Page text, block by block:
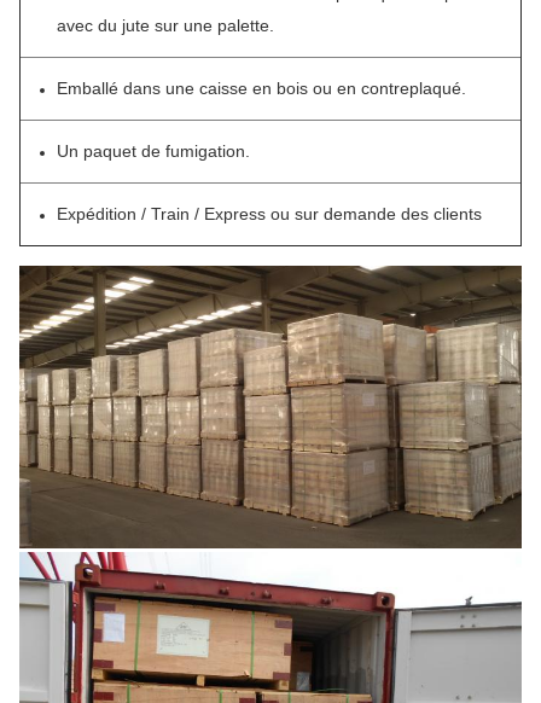
avec du jute sur une palette.
Emballé dans une caisse en bois ou en contreplaqué.
Un paquet de fumigation.
Expédition / Train / Express ou sur demande des clients